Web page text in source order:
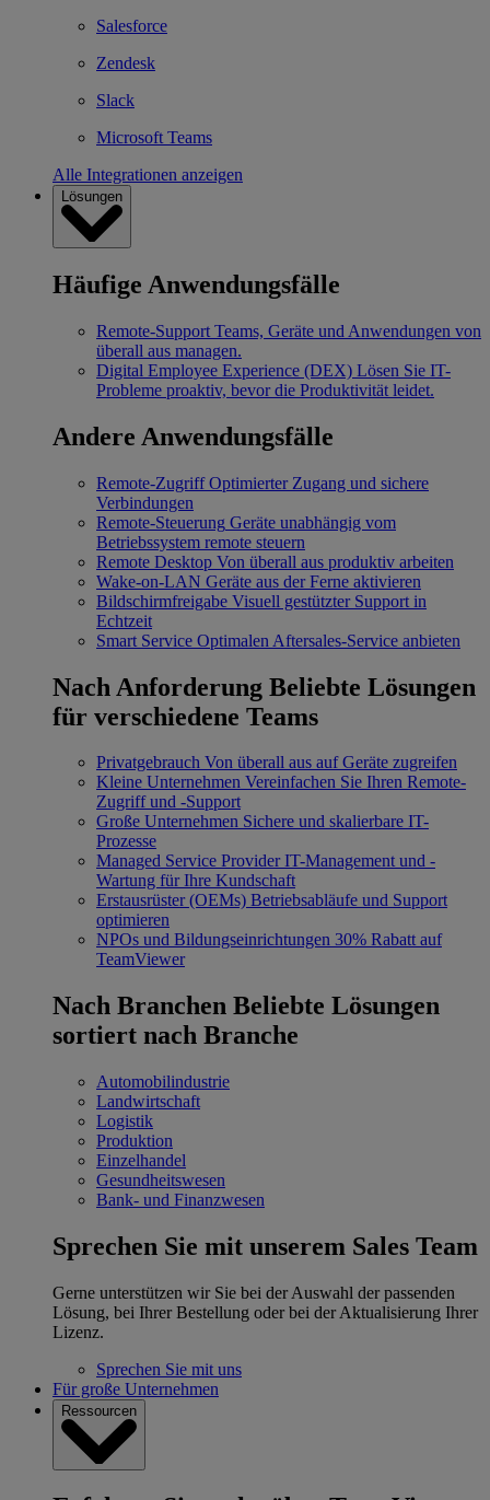
Salesforce
Zendesk
Slack
Microsoft Teams
Alle Integrationen anzeigen
Lösungen
Häufige Anwendungsfälle
Remote-Support Teams, Geräte und Anwendungen von
überall aus managen.
Digital Employee Experience (DEX) Lösen Sie IT-
Probleme proaktiv, bevor die Produktivität leidet.
Andere Anwendungsfälle
Remote-Zugriff Optimierter Zugang und sichere
Verbindungen
Remote-Steuerung Geräte unabhängig vom
Betriebssystem remote steuern
Remote Desktop Von überall aus produktiv arbeiten
Wake-on-LAN Geräte aus der Ferne aktivieren
Bildschirmfreigabe Visuell gestützter Support in
Echtzeit
Smart Service Optimalen Aftersales-Service anbieten
Nach Anforderung Beliebte Lösungen
für verschiedene Teams
Privatgebrauch Von überall aus auf Geräte zugreifen
Kleine Unternehmen Vereinfachen Sie Ihren Remote-
Zugriff und -Support
Große Unternehmen Sichere und skalierbare IT-
Prozesse
Managed Service Provider IT-Management und -
Wartung für Ihre Kundschaft
Erstausrüster (OEMs) Betriebsabläufe und Support
optimieren
NPOs und Bildungseinrichtungen 30% Rabatt auf
TeamViewer
Nach Branchen Beliebte Lösungen
sortiert nach Branche
Automobilindustrie
Landwirtschaft
Logistik
Produktion
Einzelhandel
Gesundheitswesen
Bank- und Finanzwesen
Sprechen Sie mit unserem Sales Team
Gerne unterstützen wir Sie bei der Auswahl der passenden
Lösung, bei Ihrer Bestellung oder bei der Aktualisierung Ihrer
Lizenz.
Sprechen Sie mit uns
Für große Unternehmen
Ressourcen